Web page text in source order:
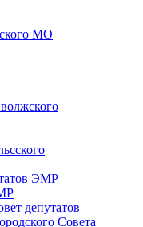
МО
ЭМР
депутатов
Совета